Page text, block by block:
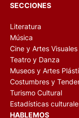
SECCIONES
Literatura
Música
Cine y Artes Visuales
Teatro y Danza
Museos y Artes
Costumbres y
Turismo Cultural
Estadísticas
HABLEMOS